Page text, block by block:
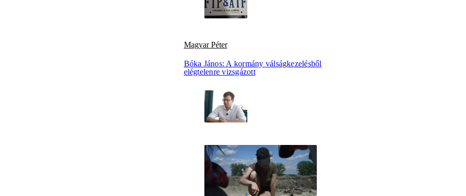
Magyar Péter
Bóka János: A kormány válságkezelésből
elégtelenre vizsgázott